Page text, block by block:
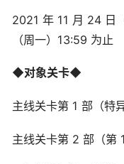
2021 年 11 月 24 日
（周一）13:59 为止
◆对象关卡◆
主线关卡第 1 部（特
主线关卡第 2 部（第